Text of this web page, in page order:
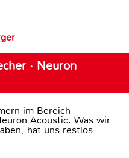
· Neuron
im Bereich
Acoustic. Was wir
hat uns restlos